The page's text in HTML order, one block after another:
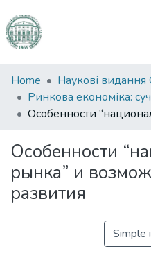
Communities
&
Collections
Statistics
Home
Особенности
рынка” и
развития
Simple